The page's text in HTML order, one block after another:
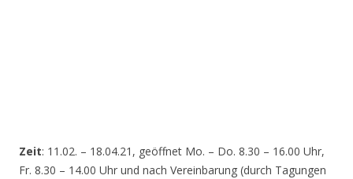
Zeit: 11.02. – 18.04.21, geöffnet Mo. – Do. 8.30 – 16.00 Uhr,
Fr. 8.30 – 14.00 Uhr und nach Vereinbarung (durch Tagungen